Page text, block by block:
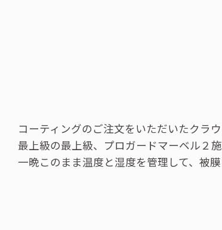
コーティングのご注文をいただいたクラウ
最上級の最上級、プロガードマーベル２
一晩このまま温度と湿度を管理して、被膜